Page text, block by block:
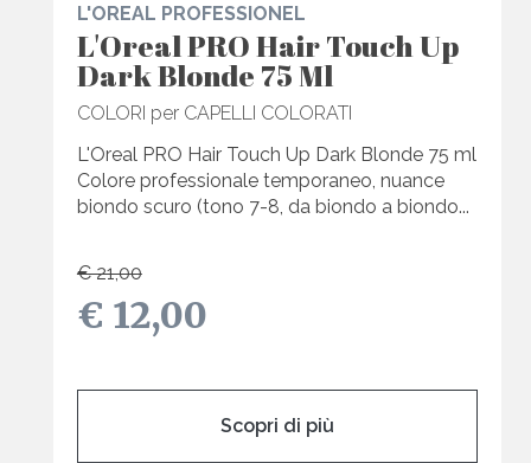
L'OREAL PROFESSIONEL
L'Oreal PRO Hair Touch Up
Dark Blonde 75 Ml
COLORI per CAPELLI COLORATI
L'Oreal PRO Hair Touch Up Dark Blonde 75 ml
Colore professionale temporaneo, nuance
biondo scuro (tono 7-8, da biondo a biondo...
€ 21,00
€ 12,00
Scopri di più